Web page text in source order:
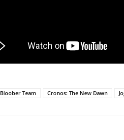
Bloober Team Cronos: The New Dawn